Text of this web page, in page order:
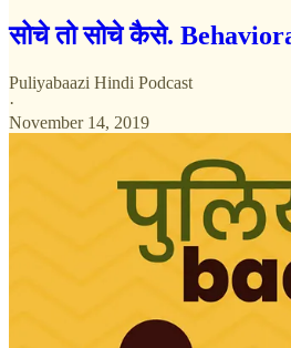
सोचे तो सोचे कैसे.
Puliyabaazi Hindi Podcast
·
November 14, 2019